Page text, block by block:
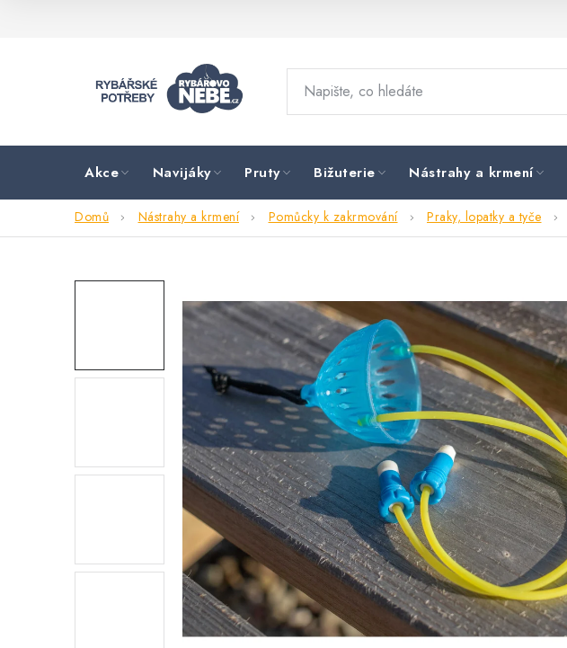
Akce Navijáky Pruty Bižuterie Nástrahy a krmení
Domů Nástrahy a krmení Pomůcky k zakrmování Praky, lopatky a tyče